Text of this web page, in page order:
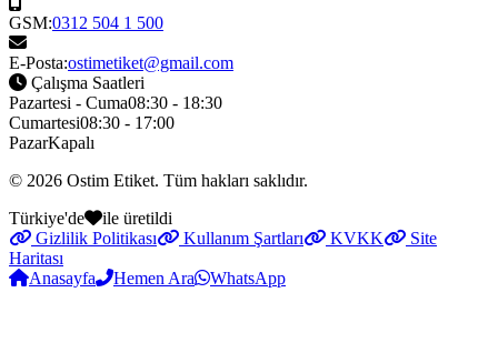
GSM:0312 504 1 500
E-Posta:ostimetiket@gmail.com
Çalışma Saatleri
Pazartesi - Cuma08:30 - 18:30
Cumartesi08:30 - 17:00
PazarKapalı
© 2026 Ostim Etiket. Tüm hakları saklıdır.
Türkiye'de
ile üretildi
Gizlilik Politikası
Kullanım Şartları KVKK
Site
Haritası
Anasayfa
Hemen Ara WhatsApp